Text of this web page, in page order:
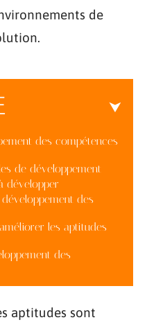
de
des compétences
de développement
développer
des
les aptitudes
des
aptitudes sont